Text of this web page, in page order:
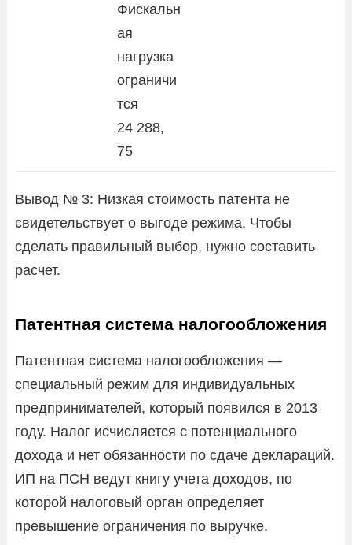
Фискальн
ая
нагрузка
ограничи
тся
24 288,
75
Вывод № 3: Низкая стоимость патента не
свидетельствует о выгоде режима. Чтобы
сделать правильный выбор, нужно составить
расчет.
Патентная система налогообложения
Патентная система налогообложения —
специальный режим для индивидуальных
предпринимателей, который появился в 2013
году. Налог исчисляется с потенциального
дохода и нет обязанности по сдаче деклараций.
ИП на ПСН ведут книгу учета доходов, по
которой налоговый орган определяет
превышение ограничения по выручке.